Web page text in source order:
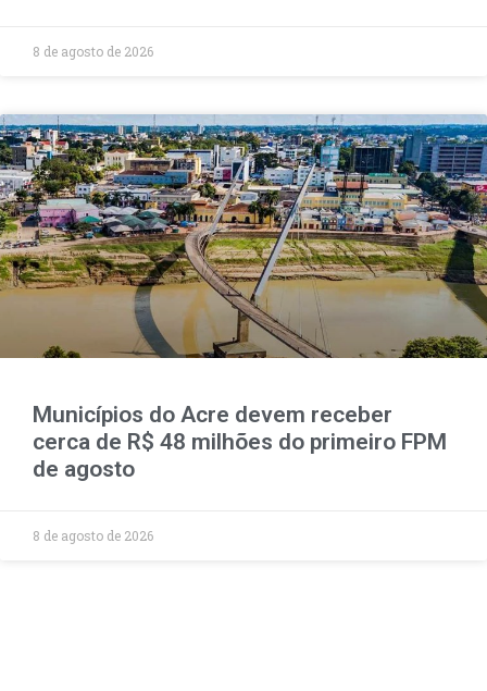
8 de agosto de 2026
Municípios do Acre devem receber
cerca de R$ 48 milhões do primeiro FPM
de agosto
8 de agosto de 2026